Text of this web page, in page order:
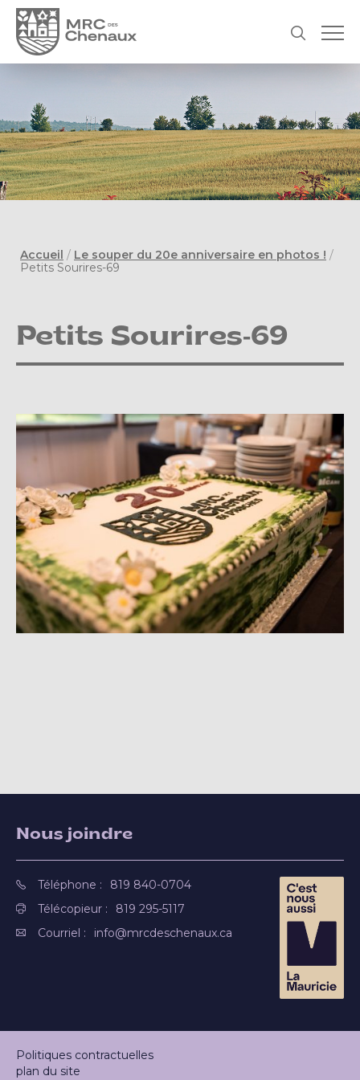
Accueil / Le souper du 20e anniversaire en photos ! /
Petits Sourires-69
Petits Sourires-69
Nous joindre
Téléphone :
819 840-0704
Télécopieur :
819 295-5117
Courriel :
info@mrcdeschenaux.ca
Politiques contractuelles
plan du site